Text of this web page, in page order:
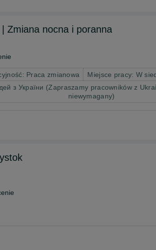
Zmiana nocna i poranna
Praca zmianowa
Miejsce pracy: W
з України (Zapraszamy pracowników z
niewymagany)